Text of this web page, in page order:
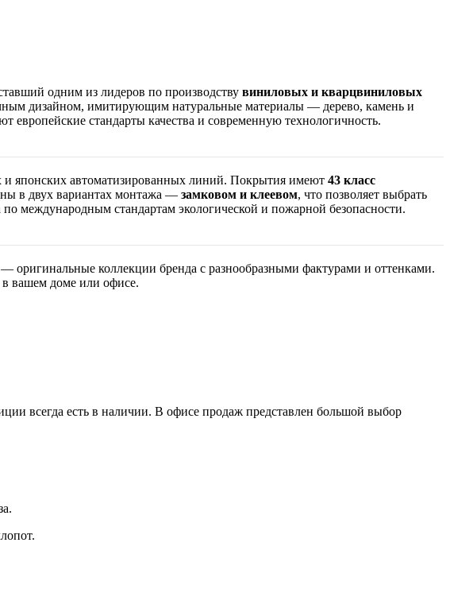
одним из лидеров по производству виниловых и кварцвиниловых
дизайном, имитирующим натуральные материалы — дерево, камень и
европейские стандарты качества и современную технологичность.
и японских автоматизированных линий. Покрытия имеют 43 класс
в двух вариантах монтажа — замковом и клеевом, что позволяет выбрать
международным стандартам экологической и пожарной безопасности.
оригинальные коллекции бренда с разнообразными фактурами и оттенками.
в вашем доме или офисе.
всегда есть в наличии. В офисе продаж представлен большой выбор